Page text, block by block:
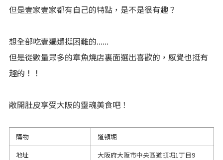
但是壹家壹家都有自己的特點，是不是很有趣？
想全部吃壹遍還挺困難的......
但是從數量眾多的章魚燒店裏面選出喜歡的，感覺也挺有
趣的！！
敞開肚皮享受大阪的靈魂美食吧！
購物
道頓堀
地址
大阪府大阪市中央區道頓堀1丁目9